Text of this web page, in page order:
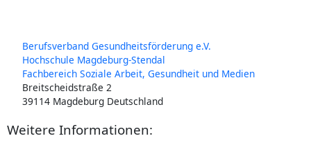
Berufsverband Gesundheitsförderung e.V.
Hochschule Magdeburg-Stendal
Fachbereich Soziale Arbeit, Gesundheit und Medien
Breitscheidstraße 2
39114 Magdeburg Deutschland
Weitere Informationen: